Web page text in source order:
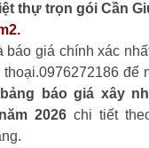
thự trọn gói Cần
giá chính xác
để
bảng báo giá xây
2026 chi tiết